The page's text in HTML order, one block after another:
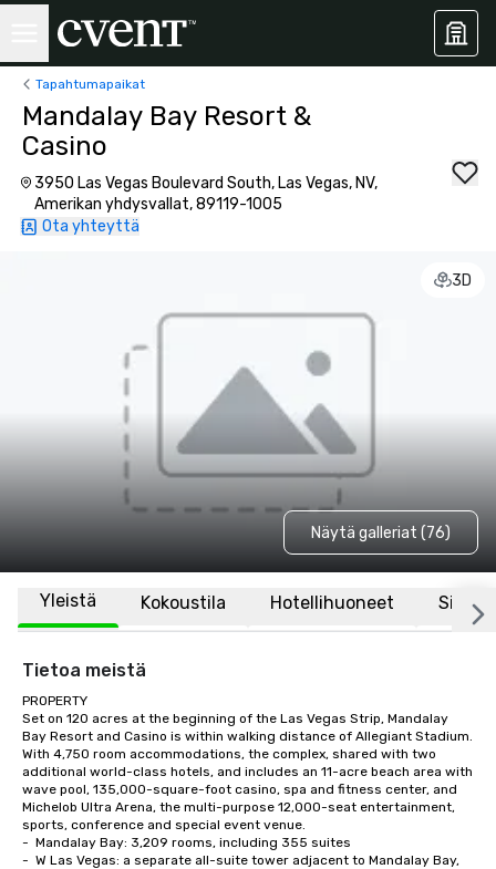
Tapahtumapaikat
Mandalay Bay Resort &
Casino
3950 Las Vegas Boulevard South, Las Vegas, NV,
Amerikan yhdysvallat, 89119-1005
Ota yhteyttä
3D
Näytä galleriat (76)
Yleistä Kokoustila Hotellihuoneet Sijainti
Tietoa meistä
PROPERTY
Set on 120 acres at the beginning of the Las Vegas Strip, Mandalay
Bay Resort and Casino is within walking distance of Allegiant Stadium.
With 4,750 room accommodations, the complex, shared with two
additional world-class hotels, and includes an 11-acre beach area with
wave pool, 135,000-square-foot casino, spa and fitness center, and
Michelob Ultra Arena, the multi-purpose 12,000-seat entertainment,
sports, conference and special event venue.
-	Mandalay Bay: 3,209 rooms, including 355 suites
-	W Las Vegas: a separate all-suite tower adjacent to Mandalay Bay,